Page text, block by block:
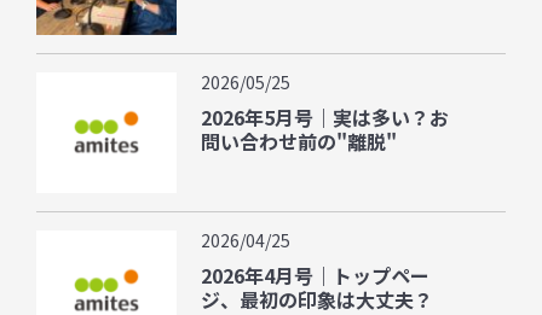
2026/05/25
2026年5月号｜実は多い？お
問い合わせ前の"離脱"
2026/04/25
2026年4月号｜トップペー
ジ、最初の印象は大丈夫？